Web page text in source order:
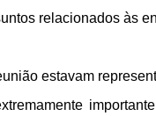
relacionados às
estavam